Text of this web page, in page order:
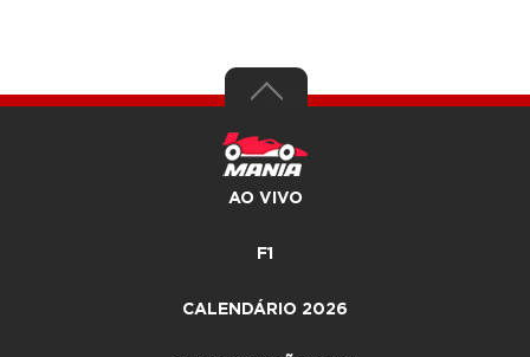
AO VIVO
F1
CALENDÁRIO 2026